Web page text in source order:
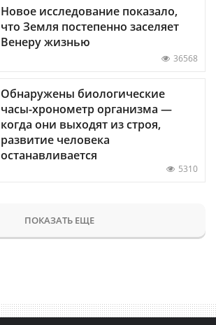
Новое исследование показало,
что Земля постепенно заселяет
Венеру жизнью
36568
Обнаружены биологические
часы-хронометр организма —
когда они выходят из строя,
развитие человека
останавливается
5310
ПОКАЗАТЬ ЕЩЕ